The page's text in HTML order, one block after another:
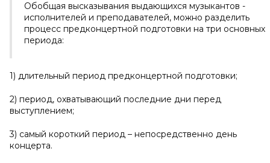
Обобщая высказывания выдающихся музыкантов -
исполнителей и преподавателей, можно разделить
процесс предконцертной подготовки на три основных
периода:
1) длительный период предконцертной подготовки;
2) период, охватывающий последние дни перед
выступлением;
3) самый короткий период – непосредственно день
концерта.